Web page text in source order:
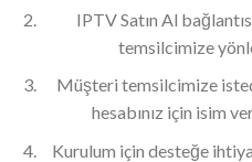
IPTV Satın Al
temsilcimize
Müşteri temsilcimize
hesabınız için isim
Kurulum için desteğe